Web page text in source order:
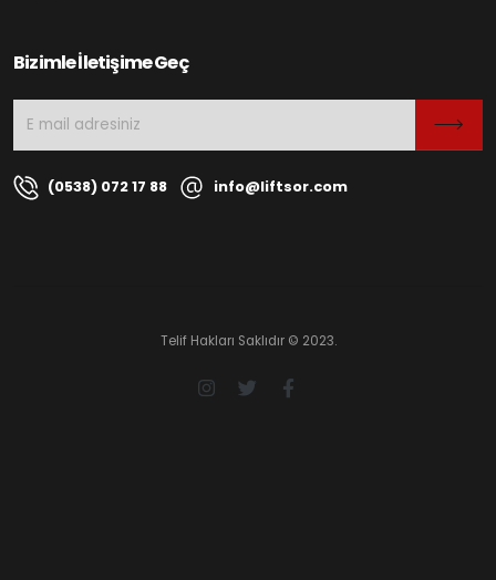
Bizimle İletişime Geç
(0538) 072 17 88 info@liftsor.com
Telif Hakları Saklıdır © 2023.